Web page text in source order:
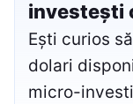
investești
Ești curios
dolari
micro-